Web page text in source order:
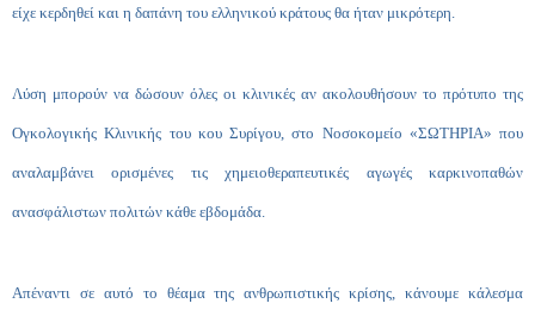
είχε κερδηθεί και η δαπάνη του ελληνικού κράτους θα ήταν μικρότερη.
Λύση μπορούν να δώσουν όλες οι κλινικές αν ακολουθήσουν το πρότυπο της
Ογκολογικής Κλινικής του κου Συρίγου, στο Νοσοκομείο «ΣΩΤΗΡΙΑ» που
αναλαμβάνει ορισμένες τις χημειοθεραπευτικές αγωγές καρκινοπαθών
ανασφάλιστων πολιτών κάθε εβδομάδα.
Απέναντι σε αυτό το θέαμα της ανθρωπιστικής κρίσης, κάνουμε κάλεσμα